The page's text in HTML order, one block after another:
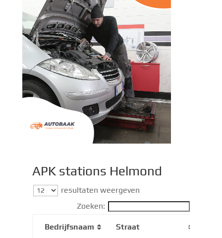
APK stations Helmond​
resultaten weergeven
Zoeken:
Bedrijfsnaam Straat